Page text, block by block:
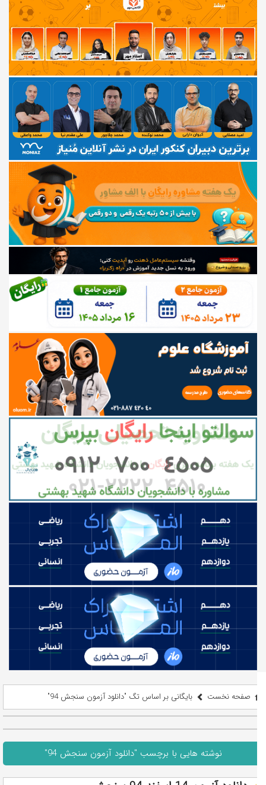
صفحه نخست بایگانی بر اساس تگ "دانلود آزمون سنجش 94"
نوشته هایی با برچسب "دانلود آزمون سنجش 94"